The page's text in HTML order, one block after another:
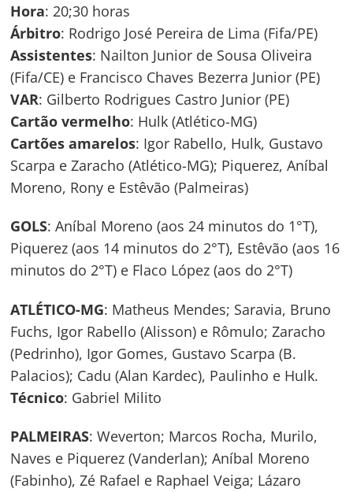
Hora: 20;30 horas
Árbitro: Rodrigo José Pereira de Lima (Fifa/PE)
Assistentes: Nailton Junior de Sousa Oliveira
(Fifa/CE) e Francisco Chaves Bezerra Junior (PE)
VAR: Gilberto Rodrigues Castro Junior (PE)
Cartão vermelho: Hulk (Atlético-MG)
Cartões amarelos: Igor Rabello, Hulk, Gustavo
Scarpa e Zaracho (Atlético-MG); Piquerez, Aníbal
Moreno, Rony e Estêvão (Palmeiras)
GOLS: Aníbal Moreno (aos 24 minutos do 1°T),
Piquerez (aos 14 minutos do 2°T), Estêvão (aos 16
minutos do 2°T) e Flaco López (aos do 2°T)
ATLÉTICO-MG: Matheus Mendes; Saravia, Bruno
Fuchs, Igor Rabello (Alisson) e Rômulo; Zaracho
(Pedrinho), Igor Gomes, Gustavo Scarpa (B.
Palacios); Cadu (Alan Kardec), Paulinho e Hulk.
Técnico: Gabriel Milito
PALMEIRAS: Weverton; Marcos Rocha, Murilo,
Naves e Piquerez (Vanderlan); Aníbal Moreno
(Fabinho), Zé Rafael e Raphael Veiga; Lázaro